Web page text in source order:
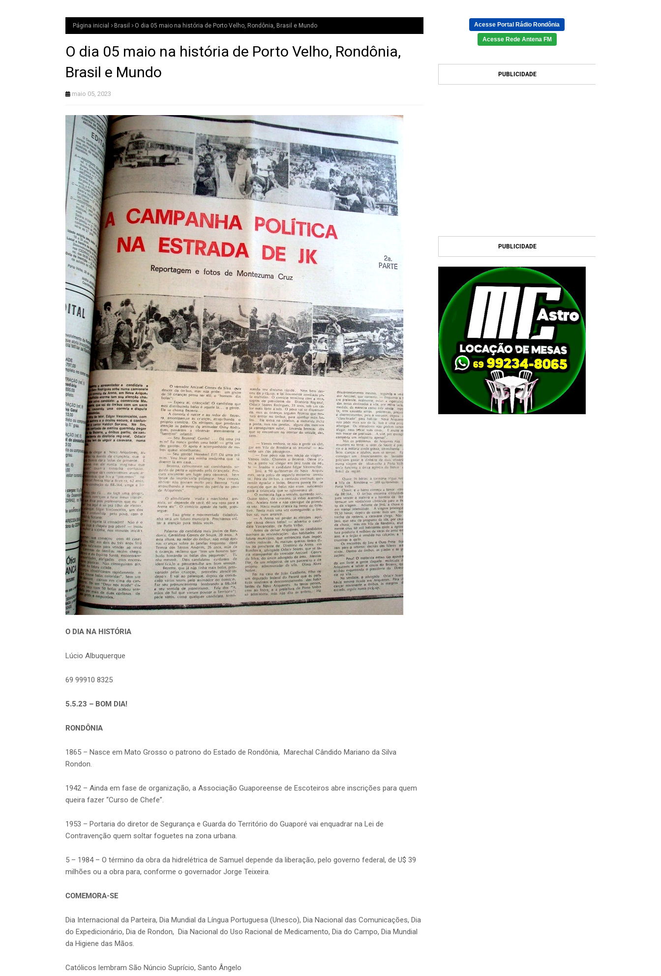
Página inicial Brasil O dia 05 maio na história de Porto Velho, Rondônia, Brasil e Mundo
O dia 05 maio na história de Porto Velho, Rondônia,
Brasil e Mundo
maio 05, 2023
O DIA NA HISTÓRIA
Lúcio Albuquerque
69 99910 8325
5.5.23 – BOM DIA!
RONDÔNIA
1865 – Nasce em Mato Grosso o patrono do Estado de Rondônia, Marechal Cândido Mariano da Silva
Rondon.
1942 – Ainda em fase de organização, a Associação Guaporeense de Escoteiros abre inscrições para quem
queira fazer “Curso de Chefe”.
1953 – Portaria do diretor de Segurança e Guarda do Território do Guaporé vai enquadrar na Lei de
Contravenção quem soltar foguetes na zona urbana.
5 – 1984 – O término da obra da hidrelétrica de Samuel depende da liberação, pelo governo federal, de U$ 39
milhões ou a obra para, conforme o governador Jorge Teixeira.
COMEMORA-SE
Dia Internacional da Parteira, Dia Mundial da Língua Portuguesa (Unesco), Dia Nacional das Comunicações, Dia
do Expedicionário, Dia de Rondon, Dia Nacional do Uso Racional de Medicamento, Dia do Campo, Dia Mundial
da Higiene das Mãos.
Católicos lembram São Núncio Suprício, Santo Ângelo
Acesse Portal Rádio Rondônia
Acesse Rede Antena FM
PUBLICIDADE
PUBLICIDADE